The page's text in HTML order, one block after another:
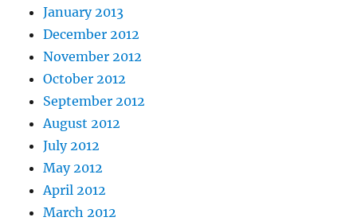
January 2013
December 2012
November 2012
October 2012
September 2012
August 2012
July 2012
May 2012
April 2012
March 2012